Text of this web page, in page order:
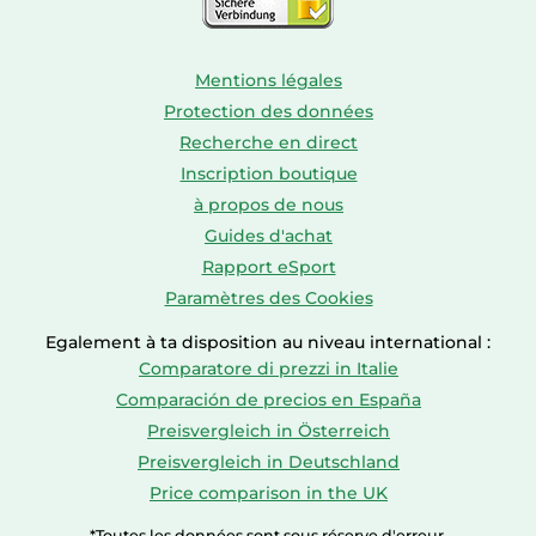
Mentions légales
Protection des données
Recherche en direct
Inscription boutique
à propos de nous
Guides d'achat
Rapport eSport
Paramètres des Cookies
Egalement à ta disposition au niveau international :
Comparatore di prezzi in Italie
Comparación de precios en España
Preisvergleich in Österreich
Preisvergleich in Deutschland
Price comparison in the UK